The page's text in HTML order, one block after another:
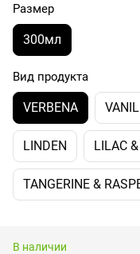
Размер
300мл
Вид продукта
VERBENA
LINDEN LILAC
TANGERINE &
В наличии